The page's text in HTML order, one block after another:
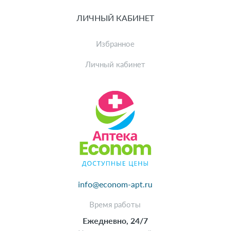
info@econom-apt.ru
Время работы
Ежедневно, 24/7
ЛИЧНЫЙ КАБИНЕТ
Избранное
Личный кабинет